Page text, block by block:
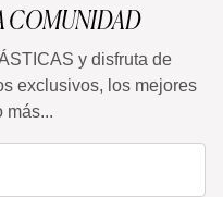
peso?
un tratamiento
COMUNIDAD
y disfruta de
exclusivos, los mejores
más...